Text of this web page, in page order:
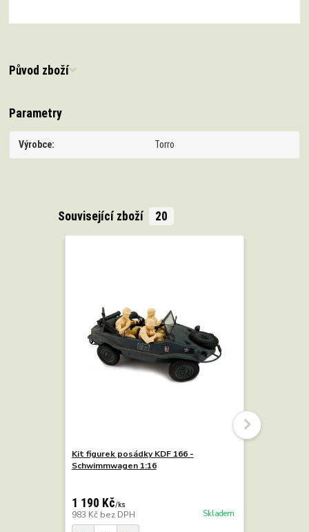
Původ zboží
Parametry
Výrobce Torro
Související zboží 20
Kit figurek posádky KDF 166 -
Schwimmwagen 1:16
1 190 Kč/ks
983 Kč bez DPH Skladem